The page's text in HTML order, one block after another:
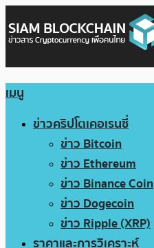
เมนู
ข่าวคริปโตเคอเรนซี่
ข่าว Bitcoin
ข่าว Ethereum
ข่าว Binance Coin
ข่าว Dogecoin
ข่าว Ripple (XRP)
ราคาและการวิเคราะห์